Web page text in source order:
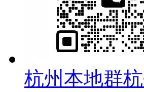
杭州本地群